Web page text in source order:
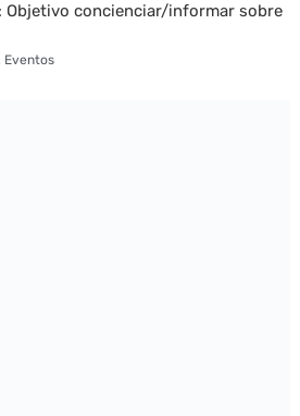
Objetivo concienciar/informar sobre
Eventos